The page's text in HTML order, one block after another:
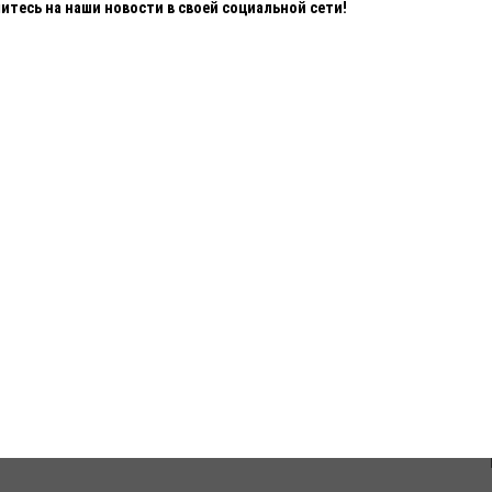
на наши новости в своей социальной сети!